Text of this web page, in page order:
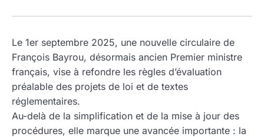
Le 1er septembre 2025, une nouvelle circulaire de
François Bayrou, désormais ancien Premier ministre
français, vise à refondre les règles d’évaluation
préalable des projets de loi et de textes
réglementaires.
Au-delà de la simplification et de la mise à jour des
procédures, elle marque une avancée importante : la